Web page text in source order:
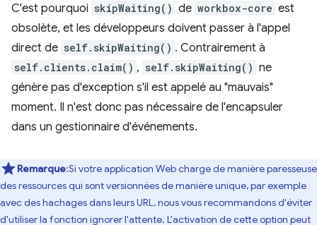
C'est pourquoi skipWaiting() de workbox-core est
obsolète, et les développeurs doivent passer à l'appel
direct de self.skipWaiting() . Contrairement à
self.clients.claim() , self.skipWaiting() ne
génère pas d'exception s'il est appelé au "mauvais"
moment. Il n'est donc pas nécessaire de l'encapsuler
dans un gestionnaire d'événements.
Remarque:Si votre application Web charge de manière paresseuse
des ressources qui sont versionnées de manière unique, par exemple
avec des hachages dans leurs URL, nous vous recommandons d'éviter
d'utiliser la fonction ignorer l'attente. L'activation de cette option peut